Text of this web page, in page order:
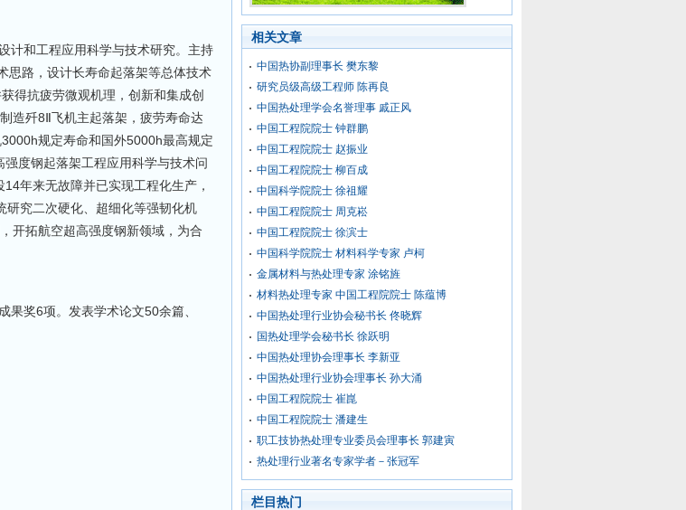
和工程应用科学与技术研究。主持
思路，设计长寿命起落架等总体技术
得抗疲劳微观机理，创新和集成创
造歼8Ⅱ飞机主起落架，疲劳寿命达
规定寿命和国外5000h最高规定
度钢起落架工程应用科学与技术问
年来无故障并已实现工程化生产，
研究二次硬化、超细化等强韧化机
开拓航空超高强度钢新领域，为合
奖6项。发表学术论文50余篇、
相关文章
中国热协副理事长 樊东黎
研究员级高级工程师 陈再良
中国热处理学会名誉理事 戚正风
中国工程院院士 钟群鹏
中国工程院院士 赵振业
中国工程院院士 柳百成
中国科学院院士 徐祖耀
中国工程院院士 周克崧
中国工程院院士 徐滨士
中国科学院院士 材料科学专家 卢柯
金属材料与热处理专家 涂铭旌
材料热处理专家 中国工程院院士 陈蕴博
中国热处理行业协会秘书长 佟晓辉
国热处理学会秘书长 徐跃明
中国热处理协会理事长 李新亚
中国热处理行业协会理事长 孙大涌
中国工程院院士 崔崑
中国工程院院士 潘建生
职工技协热处理专业委员会理事长 郭建寅
热处理行业著名专家学者－张冠军
栏目热门